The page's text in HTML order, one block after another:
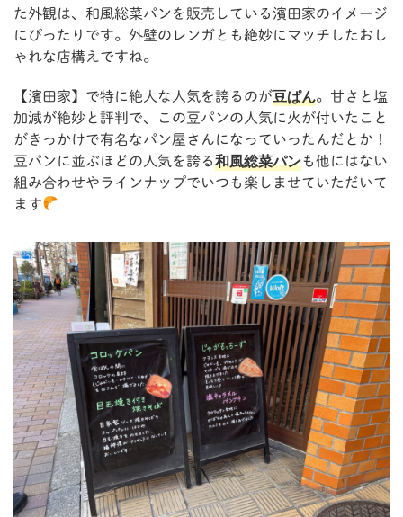
た外観は、和風総菜パンを販売している濱田家のイメージ
にぴったりです。外壁のレンガとも絶妙にマッチしたおし
ゃれな店構えですね。
【濱田家】で特に絶大な人気を誇るのが豆ぱん。甘さと塩
加減が絶妙と評判で、この豆パンの人気に火が付いたこと
がきっかけで有名なパン屋さんになっていったんだとか！
豆パンに並ぶほどの人気を誇る和風総菜パンも他にはない
組み合わせやラインナップでいつも楽しませていただいて
ます